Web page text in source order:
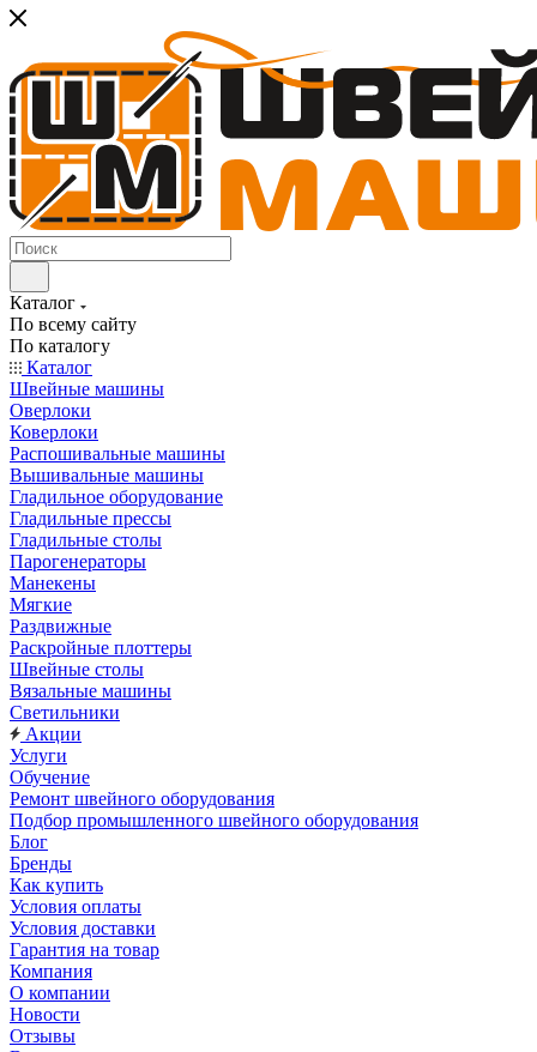
Каталог
По всему сайту
По каталогу
Каталог
Швейные машины
Оверлоки
Коверлоки
Распошивальные машины
Вышивальные машины
Гладильное оборудование
Гладильные прессы
Гладильные столы
Парогенераторы
Манекены
Мягкие
Раздвижные
Раскройные плоттеры
Швейные столы
Вязальные машины
Светильники
Акции
Услуги
Обучение
Ремонт швейного оборудования
Подбор промышленного швейного оборудования
Блог
Бренды
Как купить
Условия оплаты
Условия доставки
Гарантия на товар
Компания
О компании
Новости
Отзывы